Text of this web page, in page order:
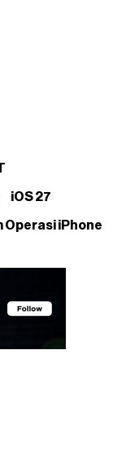
iOS 27
Operasi iPhone